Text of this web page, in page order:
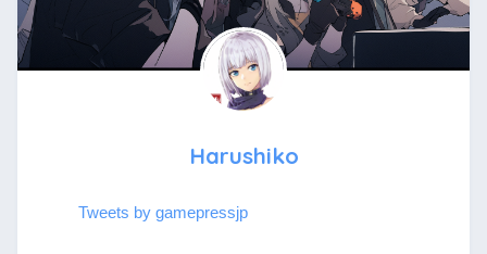
Harushiko
Tweets by gamepressjp